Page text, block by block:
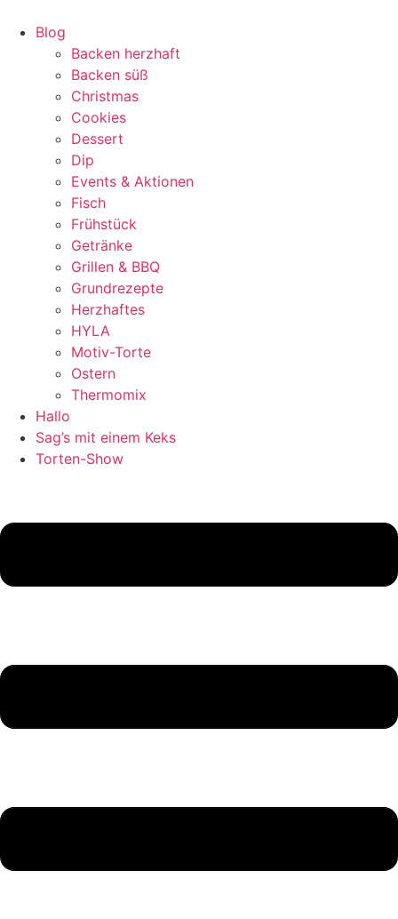
Inhalt
springen
Blog
Backen herzhaft
Backen süß
Christmas
Cookies
Dessert
Dip
Events & Aktionen
Fisch
Frühstück
Getränke
Grillen & BBQ
Grundrezepte
Herzhaftes
HYLA
Motiv-Torte
Ostern
Thermomix
Hallo
Sag’s mit einem Keks
Torten-Show